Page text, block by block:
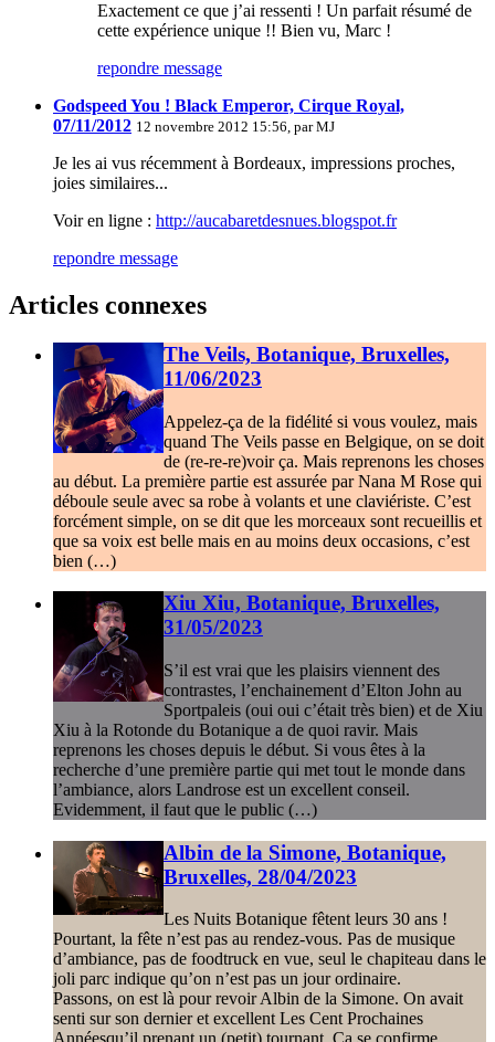
Exactement ce que j’ai ressenti ! Un parfait résumé de
cette expérience unique !! Bien vu, Marc !
repondre message
Godspeed You ! Black Emperor, Cirque Royal,
07/11/2012 12 novembre 2012 15:56, parMJ
Je les ai vus récemment à Bordeaux, impressions proches,
joies similaires...
Voir en ligne : http://aucabaretdesnues.blogspot.fr
repondre message
Articles connexes
The Veils, Botanique, Bruxelles,
11/06/2023
Appelez-ça de la fidélité si vous voulez, mais
quand The Veils passe en Belgique, on se doit
de (re-re-re)voir ça. Mais reprenons les choses
au début. La première partie est assurée par Nana M Rose qui
déboule seule avec sa robe à volants et une claviériste. C’est
forcément simple, on se dit que les morceaux sont recueillis et
que sa voix est belle mais en au moins deux occasions, c’est
bien (…)
Xiu Xiu, Botanique, Bruxelles,
31/05/2023
S’il est vrai que les plaisirs viennent des
contrastes, l’enchainement d’Elton John au
Sportpaleis (oui oui c’était très bien) et de Xiu
Xiu à la Rotonde du Botanique a de quoi ravir. Mais
reprenons les choses depuis le début. Si vous êtes à la
recherche d’une première partie qui met tout le monde dans
l’ambiance, alors Landrose est un excellent conseil.
Evidemment, il faut que le public (…)
Albin de la Simone, Botanique,
Bruxelles, 28/04/2023
Les Nuits Botanique fêtent leurs 30 ans !
Pourtant, la fête n’est pas au rendez-vous. Pas de musique
d’ambiance, pas de foodtruck en vue, seul le chapiteau dans le
joli parc indique qu’on n’est pas un jour ordinaire.
Passons, on est là pour revoir Albin de la Simone. On avait
senti sur son dernier et excellent Les Cent Prochaines